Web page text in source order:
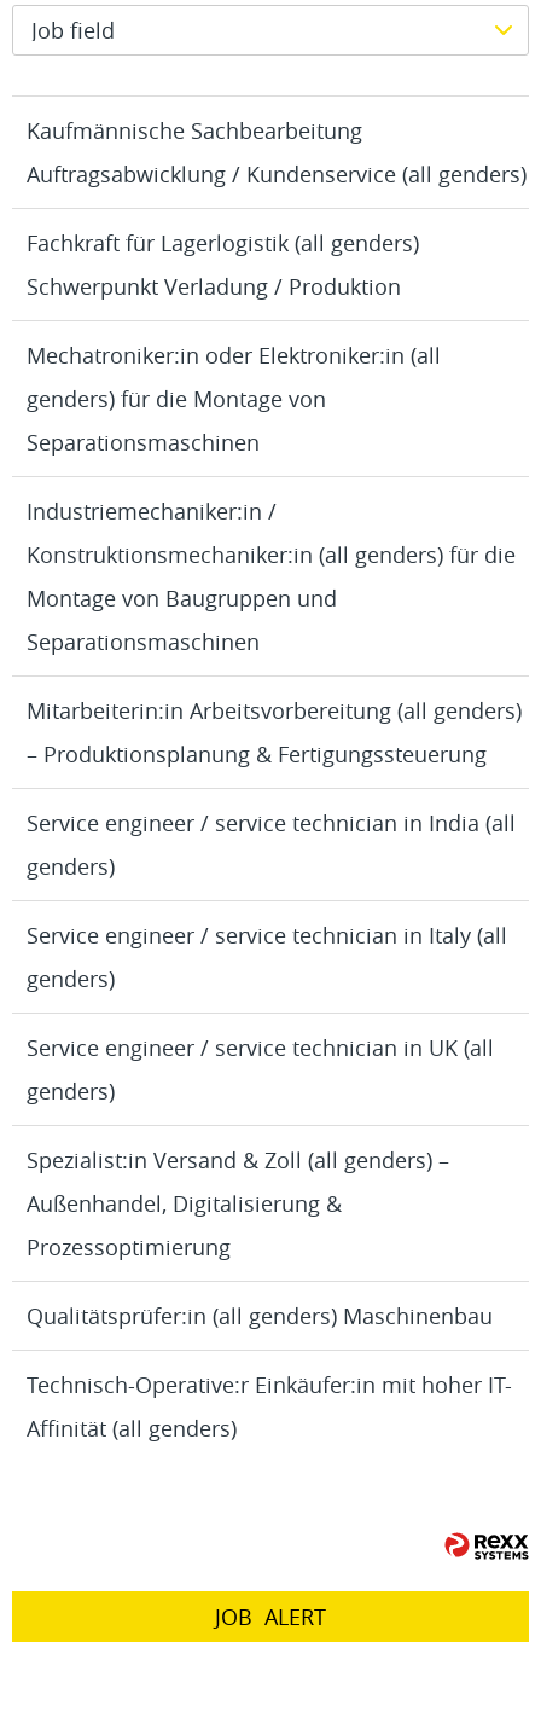
Job field
Kaufmännische Sachbearbeitung
Auftragsabwicklung / Kundenservice (all genders)
Fachkraft für Lagerlogistik (all genders)
Schwerpunkt Verladung / Produktion
Mechatroniker:in oder Elektroniker:in (all
genders) für die Montage von
Separationsmaschinen
Industriemechaniker:in /
Konstruktionsmechaniker:in (all genders) für die
Montage von Baugruppen und
Separationsmaschinen
Mitarbeiterin:in Arbeitsvorbereitung (all genders)
– Produktionsplanung & Fertigungssteuerung
Service engineer / service technician in India (all
genders)
Service engineer / service technician in Italy (all
genders)
Service engineer / service technician in UK (all
genders)
Spezialist:in Versand & Zoll (all genders) –
Außenhandel, Digitalisierung &
Prozessoptimierung
Qualitätsprüfer:in (all genders) Maschinenbau
Technisch-Operative:r Einkäufer:in mit hoher IT-
Affinität (all genders)
JOB ALERT